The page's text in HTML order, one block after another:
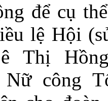
để cụ
lệ Hội
Thị
Nữ công